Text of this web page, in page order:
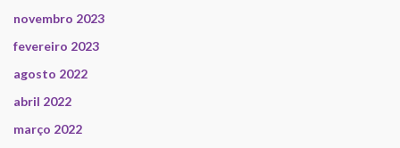
novembro 2023
fevereiro 2023
agosto 2022
abril 2022
março 2022